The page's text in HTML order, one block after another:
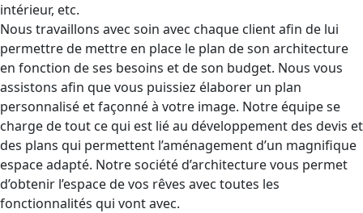
intérieur, etc.
Nous travaillons avec soin avec chaque client afin de lui
permettre de mettre en place le plan de son architecture
en fonction de ses besoins et de son budget. Nous vous
assistons afin que vous puissiez élaborer un plan
personnalisé et façonné à votre image. Notre équipe se
charge de tout ce qui est lié au développement des devis et
des plans qui permettent l’aménagement d’un magnifique
espace adapté. Notre société d’architecture vous permet
d’obtenir l’espace de vos rêves avec toutes les
fonctionnalités qui vont avec.